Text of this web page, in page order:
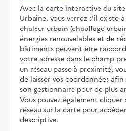
Avec la carte interactive du
Urbaine, vous verrez s'il existe
chaleur urbain (chauffage
énergies renouvelables et de
bâtiments peuvent être
votre adresse dans le champ
un réseau passe à proximité,
de laisser vos coordonnées
son gestionnaire pour de plus
Vous pouvez également
réseau sur la carte pour
descriptive.